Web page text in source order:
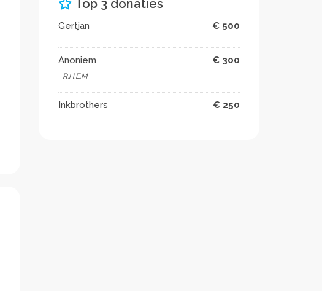
Top 3 donaties
Gertjan € 500
Anoniem € 300
R.H.E.M
Inkbrothers € 250